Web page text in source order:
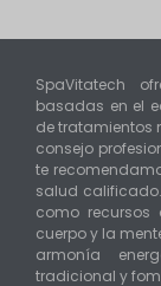
SpaVitatech
basadas en el
de tratamientos
consejo
te
salud
como recursos
cuerpo y la
armonía
tradicional y